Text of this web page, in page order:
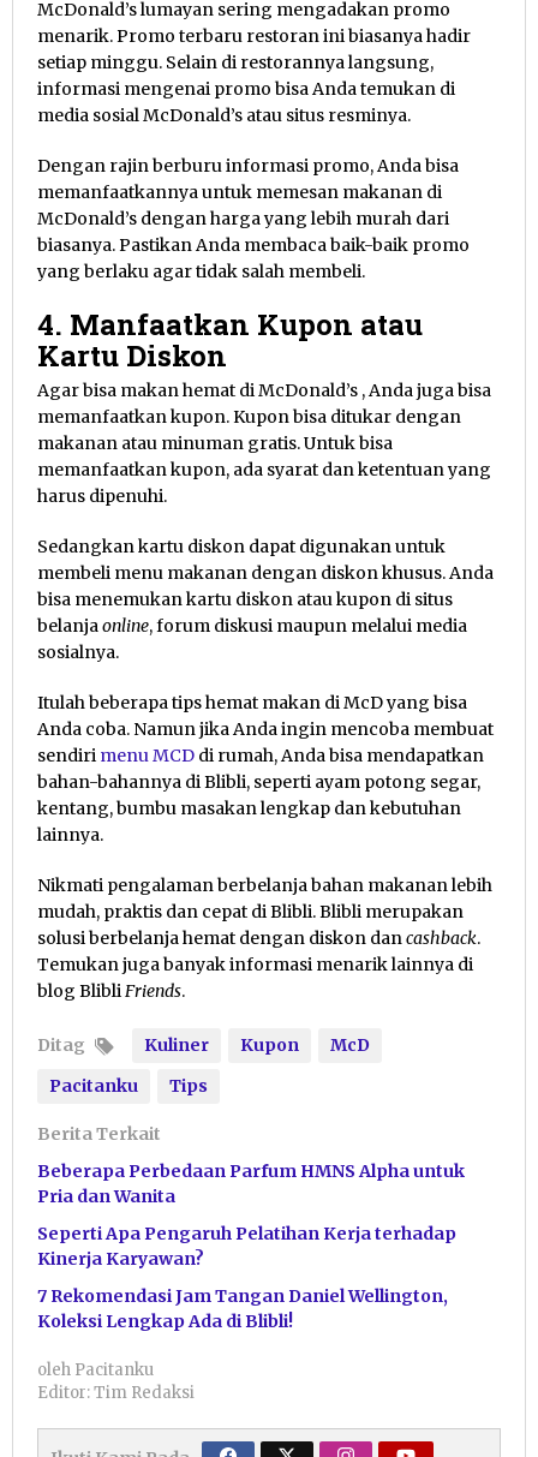
McDonald’s lumayan sering mengadakan promo
menarik. Promo terbaru restoran ini biasanya hadir
setiap minggu. Selain di restorannya langsung,
informasi mengenai promo bisa Anda temukan di
media sosial McDonald’s atau situs resminya.
Dengan rajin berburu informasi promo, Anda bisa
memanfaatkannya untuk memesan makanan di
McDonald’s dengan harga yang lebih murah dari
biasanya. Pastikan Anda membaca baik-baik promo
yang berlaku agar tidak salah membeli.
4. Manfaatkan Kupon atau
Kartu Diskon
Agar bisa makan hemat di McDonald’s , Anda juga bisa
memanfaatkan kupon. Kupon bisa ditukar dengan
makanan atau minuman gratis. Untuk bisa
memanfaatkan kupon, ada syarat dan ketentuan yang
harus dipenuhi.
Sedangkan kartu diskon dapat digunakan untuk
membeli menu makanan dengan diskon khusus. Anda
bisa menemukan kartu diskon atau kupon di situs
belanjaonline, forum diskusi maupun melalui media
sosialnya.
Itulah beberapa tips hemat makan di McD yang bisa
Anda coba. Namun jika Anda ingin mencoba membuat
sendiri menu MCD di rumah, Anda bisa mendapatkan
bahan-bahannya di Blibli, seperti ayam potong segar,
kentang, bumbu masakan lengkap dan kebutuhan
lainnya.
Nikmati pengalaman berbelanja bahan makanan lebih
mudah, praktis dan cepat di Blibli. Blibli merupakan
solusi berbelanja hemat dengan diskon dancashback.
Temukan juga banyak informasi menarik lainnya di
blog BlibliFriends.
Ditag Kuliner Kupon
McD
Pacitanku
Tips
Berita Terkait
Beberapa Perbedaan Parfum HMNS Alpha untuk
Pria dan Wanita
Seperti Apa Pengaruh Pelatihan Kerja terhadap
Kinerja Karyawan?
7 Rekomendasi Jam Tangan Daniel Wellington,
Koleksi Lengkap Ada di Blibli!
oleh Pacitanku
Editor: Tim Redaksi